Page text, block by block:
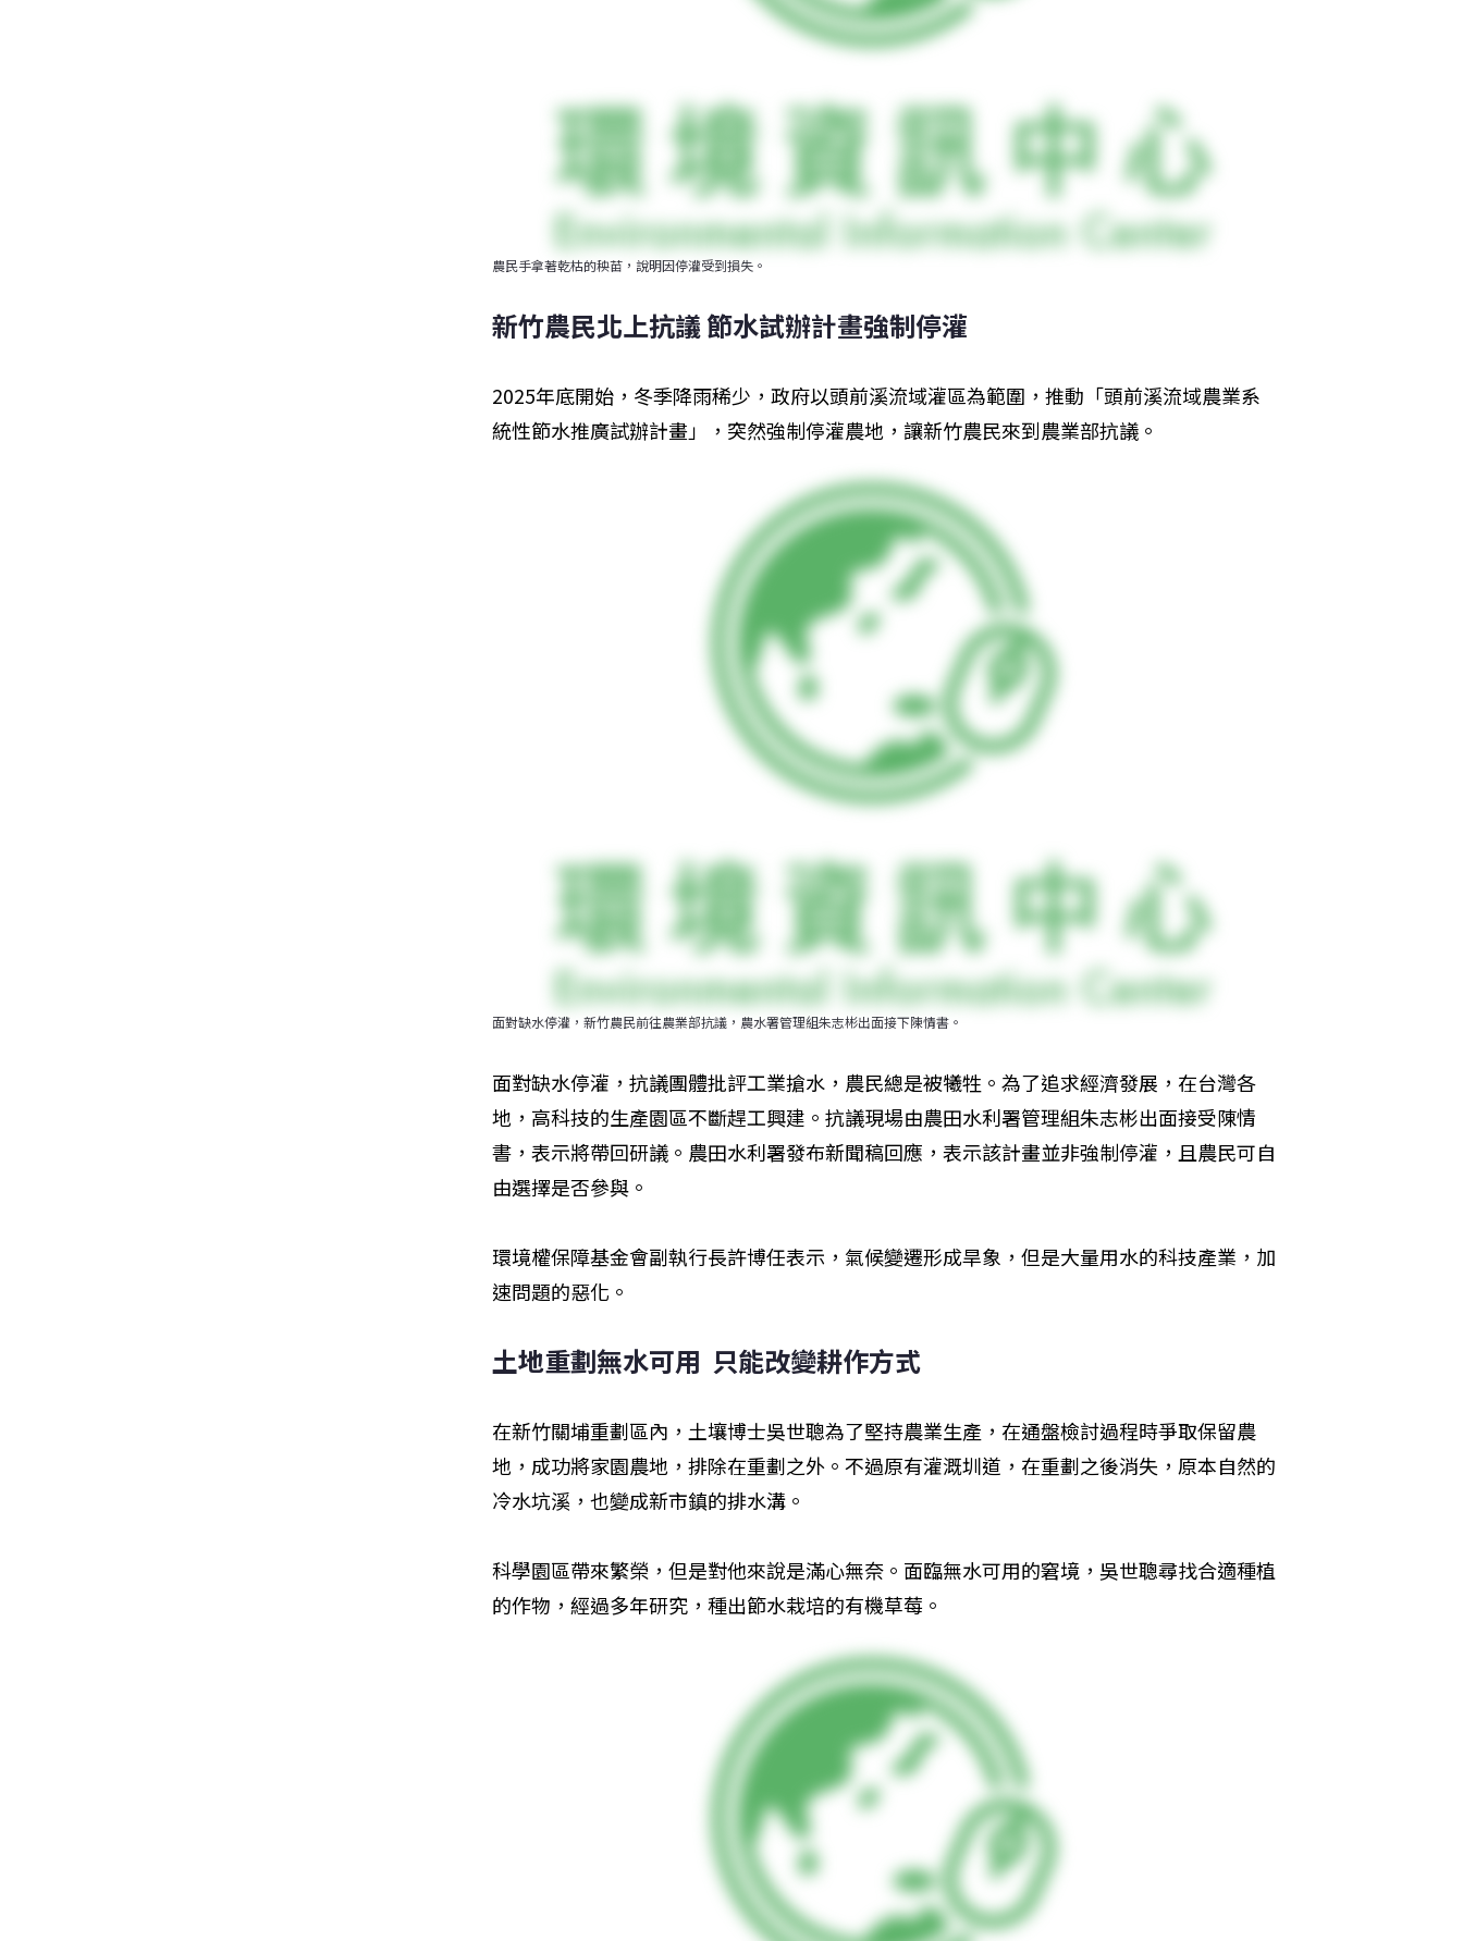
農民手拿著乾枯的秧苗，說明因停灌受到損失。
新竹農民北上抗議 節水試辦計畫強制停灌
2025年底開始，冬季降雨稀少，政府以頭前溪流域灌區為範圍，推動「頭前溪流域農業系
統性節水推廣試辦計畫」，突然強制停灌農地，讓新竹農民來到農業部抗議。
面對缺水停灌，新竹農民前往農業部抗議，農水署管理組朱志彬出面接下陳情書。
面對缺水停灌，抗議團體批評工業搶水，農民總是被犧牲。為了追求經濟發展，在台灣各
地，高科技的生產園區不斷趕工興建。抗議現場由農田水利署管理組朱志彬出面接受陳情
書，表示將帶回研議。農田水利署發布新聞稿回應，表示該計畫並非強制停灌，且農民可自
由選擇是否參與。
環境權保障基金會副執行長許博任表示，氣候變遷形成旱象，但是大量用水的科技產業，加
速問題的惡化。
土地重劃無水可用  只能改變耕作方式
在新竹關埔重劃區內，土壤博士吳世聰為了堅持農業生產，在通盤檢討過程時爭取保留農
地，成功將家園農地，排除在重劃之外。不過原有灌溉圳道，在重劃之後消失，原本自然的
冷水坑溪，也變成新市鎮的排水溝。
科學園區帶來繁榮，但是對他來說是滿心無奈。面臨無水可用的窘境，吳世聰尋找合適種植
的作物，經過多年研究，種出節水栽培的有機草莓。